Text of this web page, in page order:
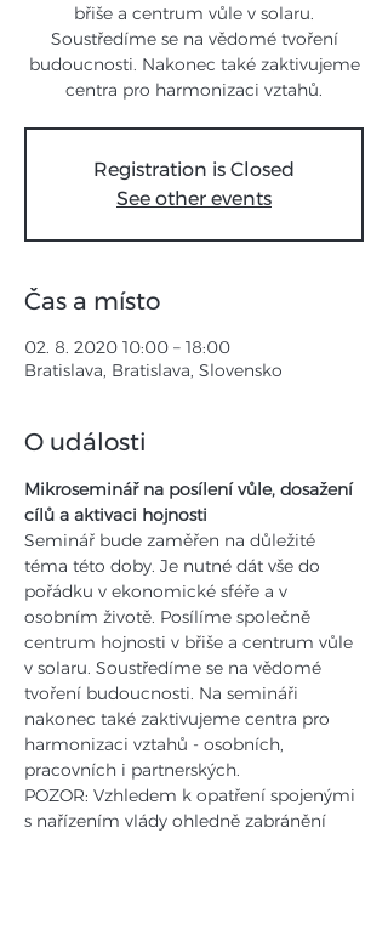
břiše a centrum vůle v solaru.
Soustředíme se na vědomé tvoření
budoucnosti. Nakonec také zaktivujeme
centra pro harmonizaci vztahů.
Registration is Closed
See other events
Čas a místo
02. 8. 2020 10:00 – 18:00
Bratislava, Bratislava, Slovensko
O události
Mikroseminář na posílení vůle, dosažení
cílů a aktivaci hojnosti
Seminář bude zaměřen na důležité
téma této doby. Je nutné dát vše do
pořádku v ekonomické sféře a v
osobním životě. Posílíme společně
centrum hojnosti v břiše a centrum vůle
v solaru. Soustředíme se na vědomé
tvoření budoucnosti. Na semináři
nakonec také zaktivujeme centra pro
harmonizaci vztahů - osobních,
pracovních i partnerských.
POZOR: Vzhledem k opatření spojenými
s nařízením vlády ohledně zabránění